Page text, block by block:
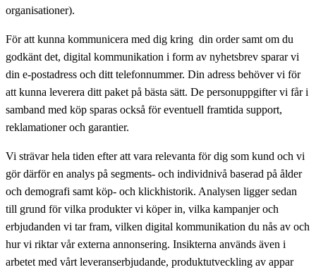
organisationer).
För att kunna kommunicera med dig kring din order samt om du
godkänt det, digital kommunikation i form av nyhetsbrev sparar vi
din e-postadress och ditt telefonnummer. Din adress behöver vi för
att kunna leverera ditt paket på bästa sätt. De personuppgifter vi får i
samband med köp sparas också för eventuell framtida support,
reklamationer och garantier.
Vi strävar hela tiden efter att vara relevanta för dig som kund och vi
gör därför en analys på segments- och individnivå baserad på ålder
och demografi samt köp- och klickhistorik. Analysen ligger sedan
till grund för vilka produkter vi köper in, vilka kampanjer och
erbjudanden vi tar fram, vilken digital kommunikation du nås av och
hur vi riktar vår externa annonsering. Insikterna används även i
arbetet med vårt leveranserbjudande, produktutveckling av appar